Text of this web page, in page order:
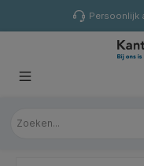
Persoonlijk